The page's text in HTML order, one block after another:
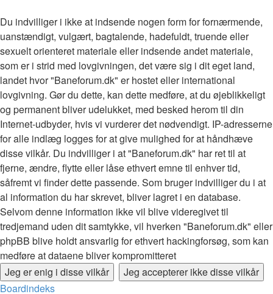
Du indvilliger i ikke at indsende nogen form for fornærmende,
uanstændigt, vulgært, bagtalende, hadefuldt, truende eller
sexuelt orienteret materiale eller indsende andet materiale,
som er i strid med lovgivningen, det være sig i dit eget land,
landet hvor "Baneforum.dk" er hostet eller international
lovgivning. Gør du dette, kan dette medføre, at du øjeblikkeligt
og permanent bliver udelukket, med besked herom til din
Internet-udbyder, hvis vi vurderer det nødvendigt. IP-adresserne
for alle indlæg logges for at give mulighed for at håndhæve
disse vilkår. Du indvilliger i at "Baneforum.dk" har ret til at
fjerne, ændre, flytte eller låse ethvert emne til enhver tid,
såfremt vi finder dette passende. Som bruger indvilliger du i at
al information du har skrevet, bliver lagret i en database.
Selvom denne information ikke vil blive videregivet til
tredjemand uden dit samtykke, vil hverken "Baneforum.dk" eller
phpBB blive holdt ansvarlig for ethvert hackingforsøg, som kan
medføre at dataene bliver kompromitteret
Boardindeks